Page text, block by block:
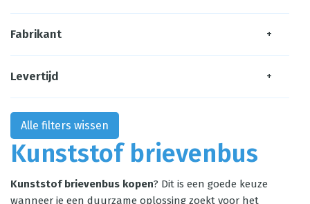
Kunststof brievenbus
Kunststof brievenbus kopen? Dit is een goede keuze
wanneer je een duurzame oplossing zoekt voor het
Fabrikant +
Levertijd +
Alle filters wissen